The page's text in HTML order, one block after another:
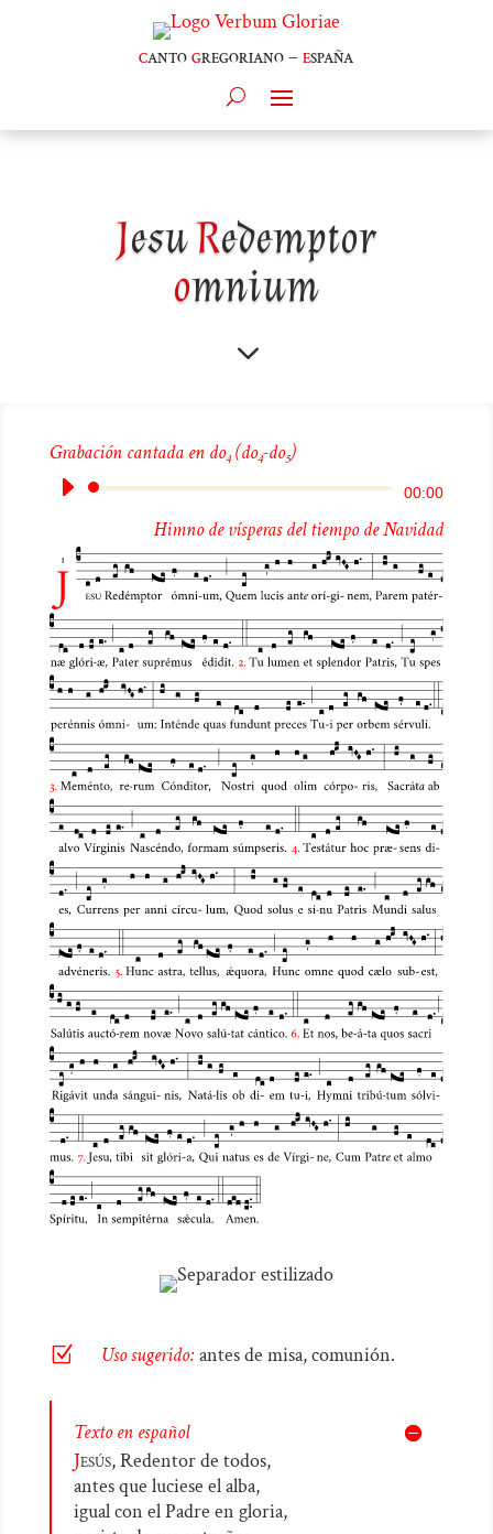
cantogregoriano –españa
JesuRedemptor
omnium
3
Grabación cantada en do4(do4-do5)
Reproductor
de
audio
00:00
Himno de vísperas del tiempo de Navidad
Z Uso sugerido:antes de misa, comunión.
Texto en español
Jesús,Redentor de todos,
antes que luciese el alba,
igual con el Padre en gloria,